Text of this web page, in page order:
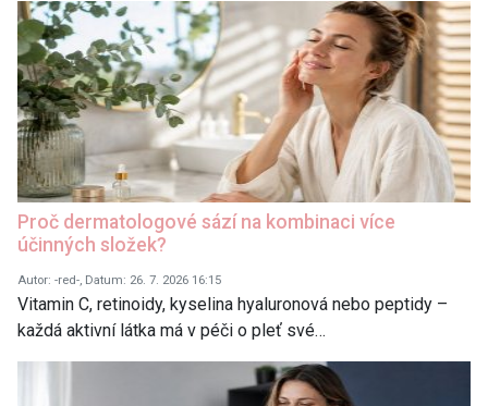
Proč dermatologové sází na kombinaci více
účinných složek?
Autor: -red-, Datum: 26. 7. 2026 16:15
Vitamin C, retinoidy, kyselina hyaluronová nebo peptidy –
každá aktivní látka má v péči o pleť své…